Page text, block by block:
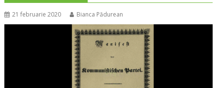
21 februarie 2020 Bianca Pădurean